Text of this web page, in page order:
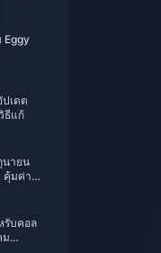
Eggy
เดต
ธีแก้
นายน
คุ้มค่า
รับคอล
ม